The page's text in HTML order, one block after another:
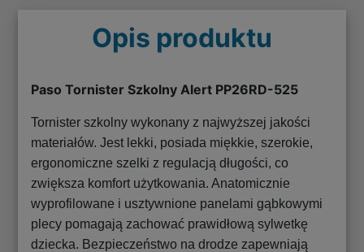
Opis produktu
Paso Tornister Szkolny Alert PP26RD-525
Tornister szkolny wykonany z najwyższej jakości
materiałów. Jest lekki, posiada miękkie, szerokie,
ergonomiczne szelki z regulacją długości, co
zwiększa komfort użytkowania. Anatomicznie
wyprofilowane i usztywnione panelami gąbkowymi
plecy pomagają zachować prawidłową sylwetkę
dziecka. Bezpieczeństwo na drodze zapewniają